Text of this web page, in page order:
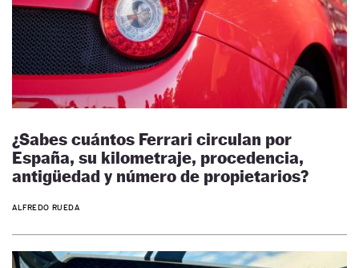
¿Sabes cuántos Ferrari circulan por
España, su kilometraje, procedencia,
antigüedad y número de propietarios?
ALFREDO RUEDA